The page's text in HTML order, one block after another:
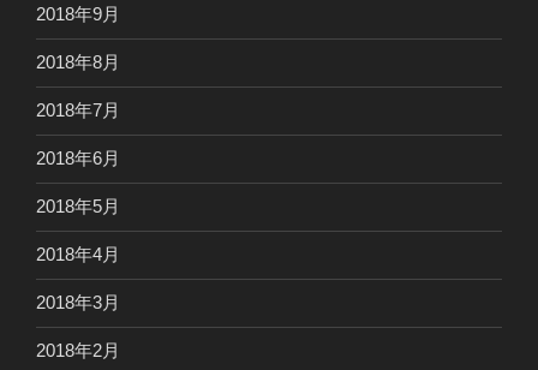
2018年9月
2018年8月
2018年7月
2018年6月
2018年5月
2018年4月
2018年3月
2018年2月